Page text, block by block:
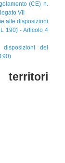
(CE) n.
VII
alle disposizioni
190) - Articolo 4
del